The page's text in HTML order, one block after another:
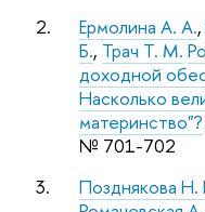
2.
Ермолина А. А.,
Б., Трач Т. М.
доходной
Насколько
материнство"?
№ 701-702
3.
Позднякова Н.